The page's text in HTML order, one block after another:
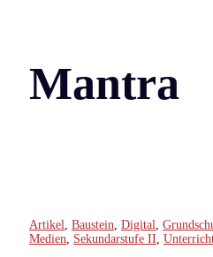
Mantra
Artikel Baustein Digital
Medien
Sekundarstufe II